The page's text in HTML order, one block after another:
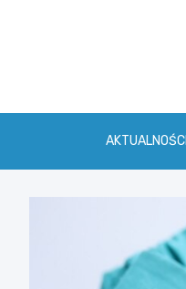
AKTUALNOŚCI